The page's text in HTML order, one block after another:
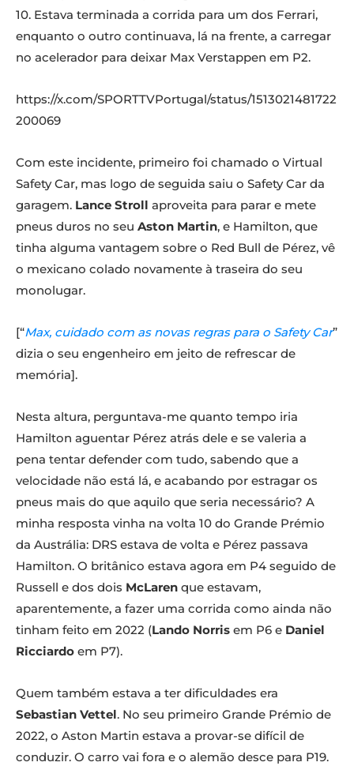
10. Estava terminada a corrida para um dos Ferrari,
enquanto o outro continuava, lá na frente, a carregar
no acelerador para deixar Max Verstappen em P2.
https://x.com/SPORTTVPortugal/status/1513021481722
200069
Com este incidente, primeiro foi chamado o Virtual
Safety Car, mas logo de seguida saiu o Safety Car da
garagem. Lance Stroll aproveita para parar e mete
pneus duros no seu Aston Martin, e Hamilton, que
tinha alguma vantagem sobre o Red Bull de Pérez, vê
o mexicano colado novamente à traseira do seu
monolugar.
[“Max, cuidado com as novas regras para o Safety Car”
dizia o seu engenheiro em jeito de refrescar de
memória].
Nesta altura, perguntava-me quanto tempo iria
Hamilton aguentar Pérez atrás dele e se valeria a
pena tentar defender com tudo, sabendo que a
velocidade não está lá, e acabando por estragar os
pneus mais do que aquilo que seria necessário? A
minha resposta vinha na volta 10 do Grande Prémio
da Austrália: DRS estava de volta e Pérez passava
Hamilton. O britânico estava agora em P4 seguido de
Russell e dos dois McLaren que estavam,
aparentemente, a fazer uma corrida como ainda não
tinham feito em 2022 (Lando Norris em P6 e Daniel
Ricciardo em P7).
Quem também estava a ter dificuldades era
Sebastian Vettel. No seu primeiro Grande Prémio de
2022, o Aston Martin estava a provar-se difícil de
conduzir. O carro vai fora e o alemão desce para P19.